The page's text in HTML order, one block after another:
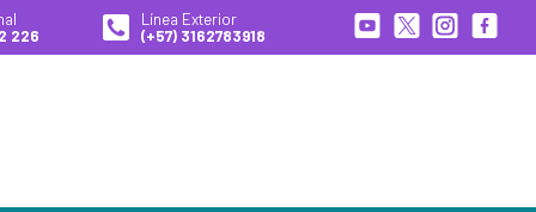
226
Línea Exterior
(+57) 3162783918